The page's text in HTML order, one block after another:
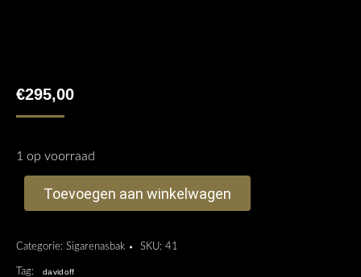
€295,00
1 op voorraad
Toevoegen aan winkelwagen
Categorie: Sigarenasbak SKU: 41
Tag: davidoff